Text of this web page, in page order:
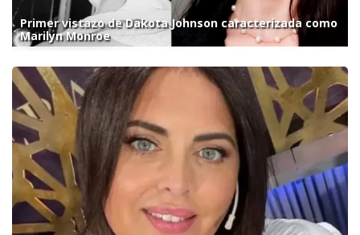
Primer vistazo de Dakota Johnson caracterizada como
Marilyn Monroe